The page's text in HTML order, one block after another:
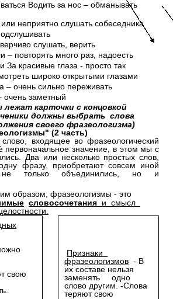
Водить за нос – обманывать
неприятно слушать собеседника
слушать, верить
– повторять много раз, надоесть
За красивые глаза - просто так
широко открытыми глазами
– очень сильно переживать
очень заметный
лежат карточки с концовкой
должны выбрать слова
своего фразеологизма)
(2 часть)
входящее во фразеологический
первоначальное значение, в этом мы с
Два или несколько простых слов,
фразу, приобретают совсем иной
только объединились, но и
образом, фразеологизмы - это
словосочетания и смысл
свою
Признаки
фразеологизмов - В
их составе нельзя
заменять одно
слово другим. -Слова
теряют свою